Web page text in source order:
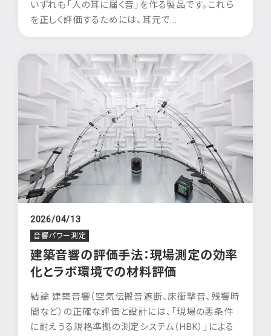
いずれも「人の耳に届く音」を作る製品です。これら
を正しく評価するためには、耳元で...
2026/04/13
音響パワー測定
建築音響の評価手法：現場測定の効率
化とラボ環境での材料評価
結論 建築音響（空気伝搬音遮断、床衝撃音、残響時
間など）の正確な評価と設計には、「現場の悪条件
に耐えうる規格準拠の測定システム（HBK）」による